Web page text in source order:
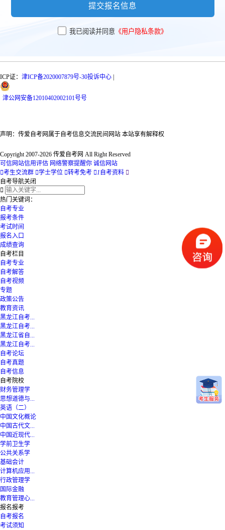
提交报名信息
我已阅读并同意 《用户隐私条款》
ICP证： 津ICP备2020007879号-30投诉中心
津公网安备12010402002101号号
声明：传爱自考网属于自考信息交流民间网站 本站享有解释权
Copyright 2007-2026 传爱自考网 All Right Reserved
可信网站信用评估 网络警察提醒你 诚信网站
考生交流群 学士学位 转考免考 1 自考资料 
自考导航关闭

热门关键词：
自考专业
报考条件
考试时间
报名入口
成绩查询
自考栏目
自考专业
自考解答
自考视频
专题
政策公告
教育资讯
黑龙江自考...
黑龙江自考...
黑龙江省自...
黑龙江自考...
自考论坛
自考真题
自考信息
自考院校
财务管理学
思想道德与...
英语（二）
中国文化概论
中国古代文...
中国近现代...
学前卫生学
公共关系学
基础会计
计算机应用...
行政管理学
国际金融
教育管理心...
报名报考
自考报名
考试须知